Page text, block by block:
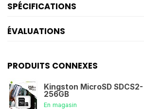
SPÉCIFICATIONS
ÉVALUATIONS
PRODUITS CONNEXES
Kingston MicroSD SDCS2-
256GB
En magasin